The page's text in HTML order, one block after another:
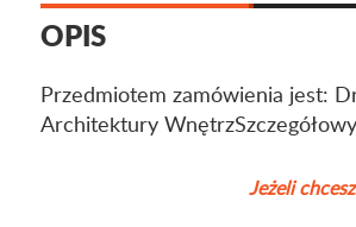
OPIS
Przedmiotem zamówienia jest:
Architektury
Jeżeli